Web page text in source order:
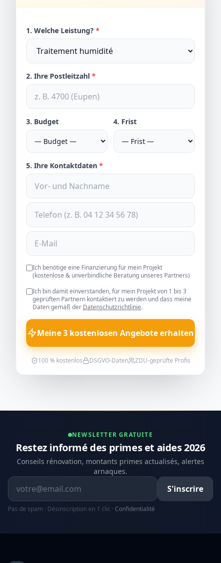
1. Welche Leistung? *
2. Ihre Postleitzahl *
3. Budget 4. Frist
5. Ihre Kontaktdaten *
Ich benötige eine Finanzierung für mein Projekt
(kostenlose & unverbindliche Beratung unseres Partners)
Ich bin damit einverstanden, für mein Projekt von 1 bis 3
geprüften Partnern kontaktiert zu werden und dass meine
Daten gemäß der Datenschutzrichtlinie.
Meine 3 kostenlosen Angebote erhalten
100 % kostenlos DSGVO-Daten ZDU-geprüfte Profis
NEWSLETTER GRATUITE
Restez informé des primes et aides 2026
Conseils rénovation, montants primes actualisés, alertes
arnaques.
Adresse email
S'inscrire
Pas de spam · Désinscription en 1 clic · Confidentialité